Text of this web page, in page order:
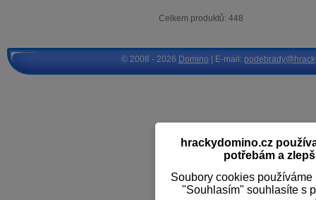
Celkem produktů: 448
hrackydomino.cz
potřebám a
Soubory cookies
"Souhlasím" souhlasíte s
© 2008 - 2026 Domino | E-mail: